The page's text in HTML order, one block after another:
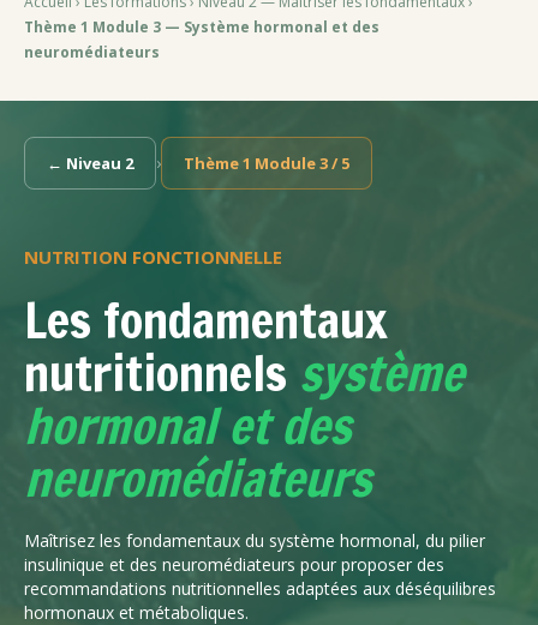
Thème 1 Module 3 — Système hormonal et des
neuromédiateurs
← Niveau 2 › Thème 1 Module 3 / 5
NUTRITION FONCTIONNELLE
Les fondamentaux
nutritionnels système
hormonal et des
neuromédiateurs
Maîtrisez les fondamentaux du système hormonal, du pilier
insulinique et des neuromédiateurs pour proposer des
recommandations nutritionnelles adaptées aux déséquilibres
hormonaux et métaboliques.